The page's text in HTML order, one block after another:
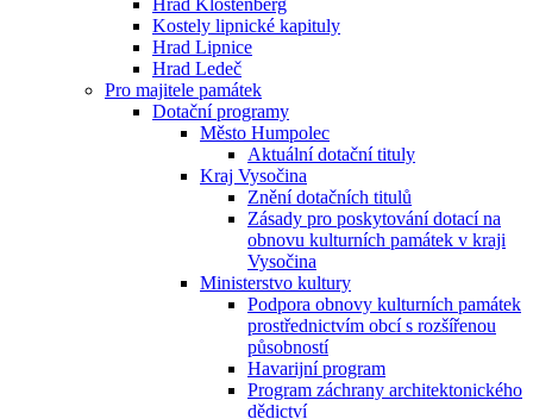
Hrad Klostenberg
Kostely lipnické kapituly
Hrad Lipnice
Hrad Ledeč
Pro majitele památek
Dotační programy
Město Humpolec
Aktuální dotační tituly
Kraj Vysočina
Znění dotačních titulů
Zásady pro poskytování dotací na
obnovu kulturních památek v kraji
Vysočina
Ministerstvo kultury
Podpora obnovy kulturních památek
prostřednictvím obcí s rozšířenou
působností
Havarijní program
Program záchrany architektonického
dědictví